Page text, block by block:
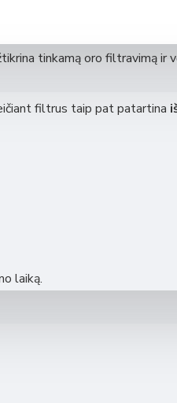
efektyvų vėdinimo
tinkamą oro filtravimą ir
filtrus taip pat patartina
laiką.